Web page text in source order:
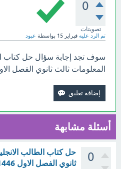
0
تصويتات
تم الرد عليه فبراير 15 بواسطة عبود
سوف تجد إجابة سؤال حل كتاب
المعلومات ثالث ثانوي الفصل الاول 1446؟
أسئلة مشابهة
0